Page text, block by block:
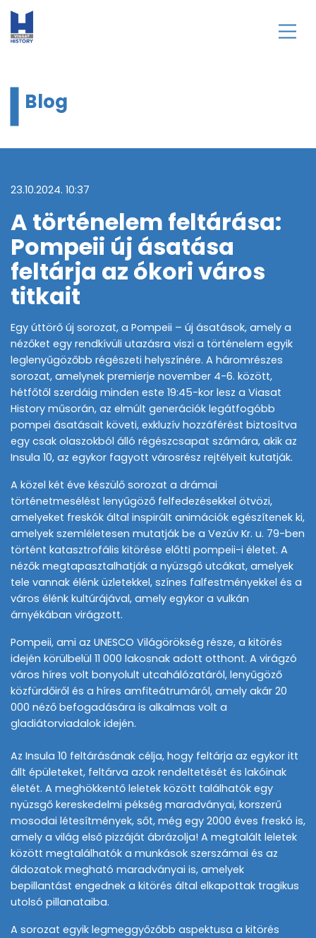
Blog
23.10.2024. 10:37
A történelem feltárása:
Pompeii új ásatása
feltárja az ókori város
titkait
Egy úttörő új sorozat, a Pompeii – új ásatások, amely a
nézőket egy rendkívüli utazásra viszi a történelem egyik
leglenyűgözőbb régészeti helyszínére. A háromrészes
sorozat, amelynek premierje november 4-6. között,
hétfőtől szerdáig minden este 19:45-kor lesz a Viasat
History műsorán, az elmúlt generációk legátfogóbb
pompei ásatásait követi, exkluzív hozzáférést biztosítva
egy csak olaszokból álló régészcsapat számára, akik az
Insula 10, az egykor fagyott városrész rejtélyeit kutatják.
A közel két éve készülő sorozat a drámai
történetmesélést lenyűgöző felfedezésekkel ötvözi,
amelyeket freskók által inspirált animációk egészítenek ki,
amelyek szemléletesen mutatják be a Vezúv Kr. u. 79-ben
történt katasztrofális kitörése előtti pompeii-i életet. A
nézők megtapasztalhatják a nyüzsgő utcákat, amelyek
tele vannak élénk üzletekkel, színes falfestményekkel és a
város élénk kultúrájával, amely egykor a vulkán
árnyékában virágzott.
Pompeii, ami az UNESCO Világörökség része, a kitörés
idején körülbelül 11 000 lakosnak adott otthont. A virágzó
város híres volt bonyolult utcahálózatáról, lenyűgöző
közfürdőiről és a híres amfiteátrumáról, amely akár 20
000 néző befogadására is alkalmas volt a
gladiátorviadalok idején.
Az Insula 10 feltárásának célja, hogy feltárja az egykor itt
állt épületeket, feltárva azok rendeltetését és lakóinak
életét. A meghökkentő leletek között találhatók egy
nyüzsgő kereskedelmi pékség maradványai, korszerű
mosodai létesítmények, sőt, még egy 2000 éves freskó is,
amely a világ első pizzáját ábrázolja! A megtalált leletek
között megtalálhatók a munkások szerszámai és az
áldozatok megható maradványai is, amelyek
bepillantást engednek a kitörés által elkapottak tragikus
utolsó pillanataiba.
A sorozat egyik legmeggyőzőbb aspektusa a kitörés